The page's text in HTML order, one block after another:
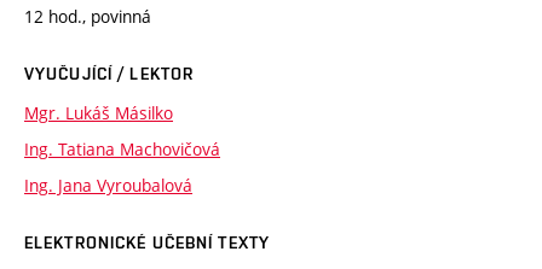
12 hod., povinná
VYUČUJÍCÍ / LEKTOR
Mgr. Lukáš Másilko
Ing. Tatiana Machovičová
Ing. Jana Vyroubalová
ELEKTRONICKÉ UČEBNÍ TEXTY